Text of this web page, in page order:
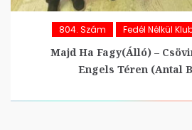
804. Szám Fedél Nélkül
Majd Ha Fagy(álló) –
Engels Téren (Antal